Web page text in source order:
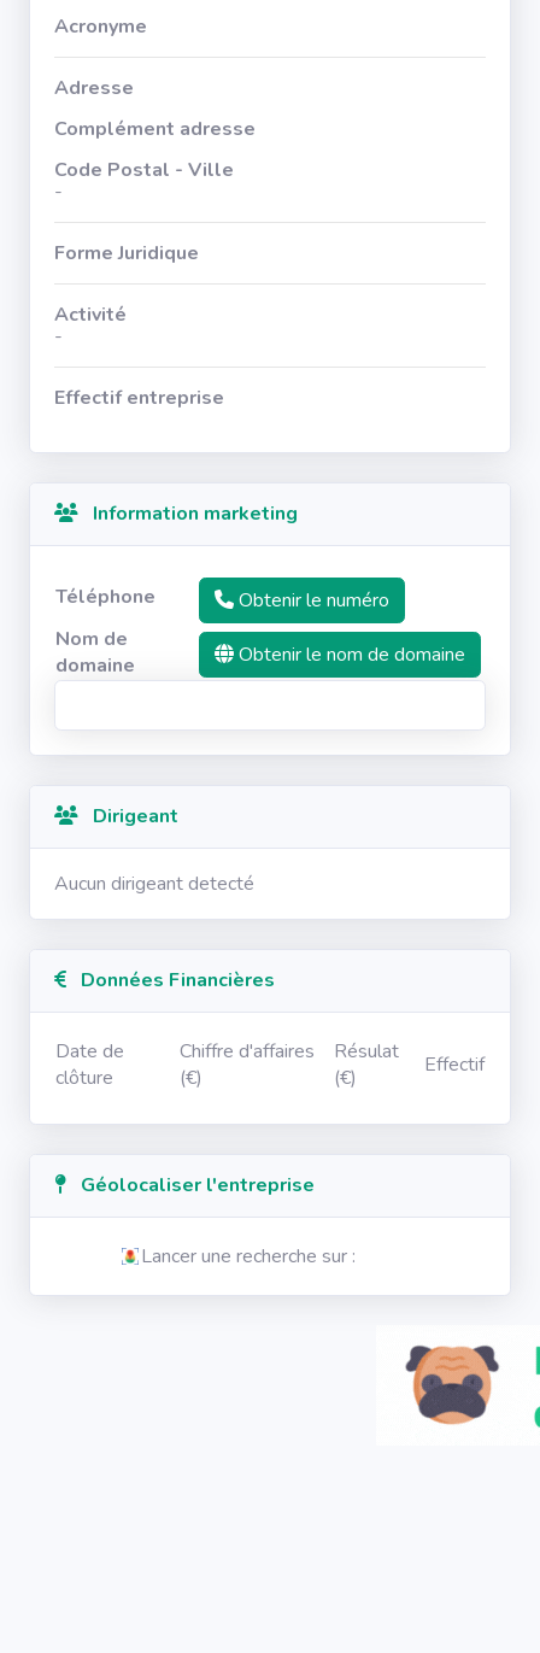
Acronyme
Adresse
Complément adresse
Code Postal - Ville
-
Forme Juridique
Activité
-
Effectif entreprise
Information marketing
Téléphone
Obtenir le numéro
Nom de
domaine
Obtenir le nom de domaine
Dirigeant
Aucun dirigeant detecté
Données Financières
Date de
clôture
Chiffre d'affaires
(€)
Résulat
(€)
Effectif
Géolocaliser l'entreprise
Lancer une recherche sur :